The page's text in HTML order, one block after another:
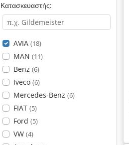
Κατασκευαστής:
AVIA (18)
MAN (11)
Benz (6)
Iveco (6)
Mercedes-Benz (6)
FIAT (5)
Ford (5)
VW (4)